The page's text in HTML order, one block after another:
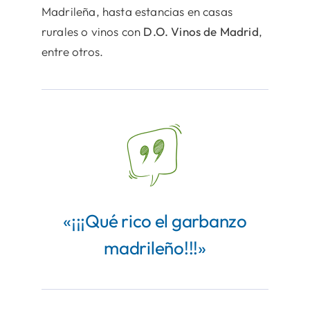
Madrileña, hasta estancias en casas
rurales o vinos con D.O. Vinos de Madrid,
entre otros.
«¡¡¡Qué rico el garbanzo
madrileño!!!»